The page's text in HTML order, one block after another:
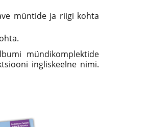
müntide ja riigi kohta
mündikomplektide
ingliskeelne nimi.